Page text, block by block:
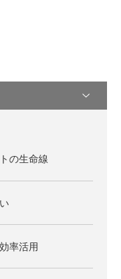
の生命線
率活用